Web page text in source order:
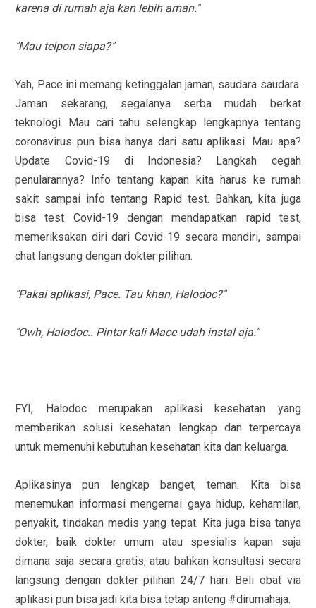
karena di rumah aja kan lebih aman."
"Mau telpon siapa?"
Yah, Pace ini memang ketinggalan jaman, saudara saudara.
Jaman sekarang, segalanya serba mudah berkat
teknologi. Mau cari tahu selengkap lengkapnya tentang
coronavirus pun bisa hanya dari satu aplikasi. Mau apa?
Update Covid-19 di Indonesia? Langkah cegah
penularannya? Info tentang kapan kita harus ke rumah
sakit sampai info tentang Rapid test. Bahkan, kita juga
bisa test Covid-19 dengan mendapatkan rapid test,
memeriksakan diri dari Covid-19 secara mandiri, sampai
chat langsung dengan dokter pilihan.
"Pakai aplikasi, Pace. Tau khan, Halodoc?"
"Owh, Halodoc.. Pintar kali Mace udah instal aja."
FYI, Halodoc merupakan aplikasi kesehatan yang
memberikan solusi kesehatan lengkap dan terpercaya
untuk memenuhi kebutuhan kesehatan kita dan keluarga.
Aplikasinya pun lengkap banget, teman. Kita bisa
menemukan informasi mengernai gaya hidup, kehamilan,
penyakit, tindakan medis yang tepat. Kita juga bisa tanya
dokter, baik dokter umum atau spesialis kapan saja
dimana saja secara gratis, atau bahkan konsultasi secara
langsung dengan dokter pilihan 24/7 hari. Beli obat via
aplikasi pun bisa jadi kita bisa tetap anteng #dirumahaja.